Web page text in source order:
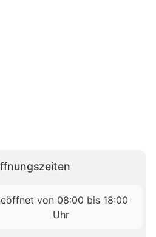
von 08:00 bis 18:00
Uhr